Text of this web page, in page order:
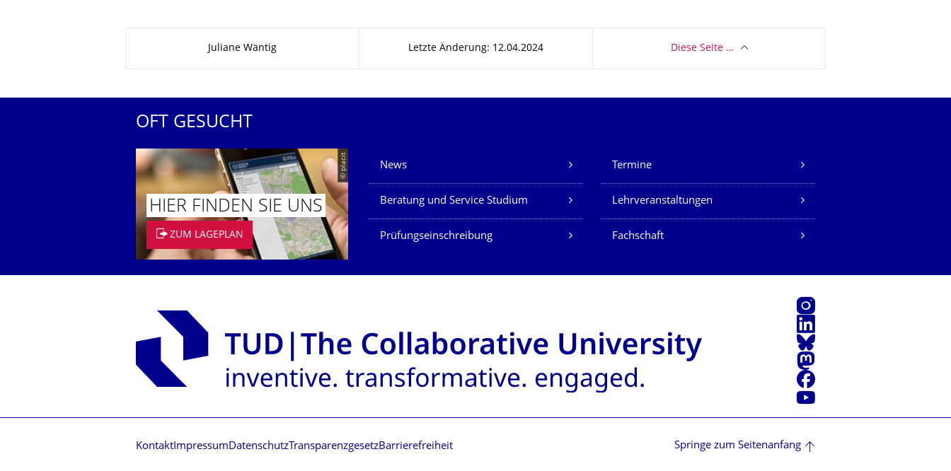
Juliane Wäntig Letzte Änderung: 12.04.2024 Diese Seite …
OFT GESUCHT
© placit
HIER FINDEN SIE UNS
ZUM LAGEPLAN
Unsere Dienste
News Termine
Beratung und Service Studium Lehrveranstaltungen
Prüfungseinschreibung Fachschaft
Instagram
LinkedIn
Bluesky
Mastodon
Facebook
Youtube
Kontakt Impressum DatenschutzTransparenzgesetzBarrierefreiheit Springe zum Seitenanfang